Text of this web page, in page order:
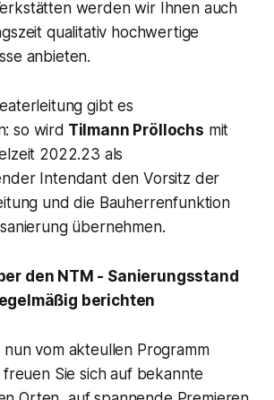
werden wir Ihnen auch
qualitativ hochwertige
anbieten.
gibt es
so wird Tilmann Pröllochs mit
2022.23 als
Intendant den Vorsitz der
und die Bauherrenfunktion
übernehmen.
den NTM - Sanierungsstand
berichten
nun vom akteullen Programm
Sie sich auf bekannte